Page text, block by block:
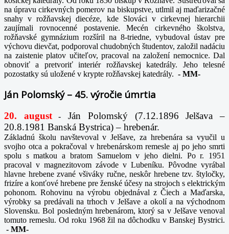
na úpravu cirkevných pomerov na biskupstve, utlmil aj maďarizačné
snahy v rožňavskej diecéze, kde Slováci v cirkevnej hierarchii
zaujímali rovnocenné postavenie. Mecén cirkevného školstva,
rožňavské gymnázium rozšíril na 8-triedne, vybudoval ústav pre
výchovu dievčat, podporoval chudobných študentov, založil nadáciu
na zaistenie platov učiteľov, pracoval na založení nemocnice. Dal
obnoviť a pretvoriť interiér rožňavskej katedrály. Jeho telesné
pozostatky sú uložené v krypte rožňavskej katedrály. - MM-
Ján Polomský – 45. výročie úmrtia
20. august-
Ján Polomský (7.12.1896 Jelšava –
20.8.1981 Banská Bystrica) – hrebenár.
Základnú školu navštevoval v Jelšave, za hrebenára sa vyučil u
svojho otca a pokračoval v hrebenárskom remesle aj po jeho smrti
spolu s matkou a bratom Samuelom v jeho dielni. Po r. 1951
pracoval v magnezitovom závode v Lubeníku. Pôvodne vyrábal
hlavne hrebene zvané všiváky ručne, neskôr hrebene tzv. štyločky,
frizíre a konťové hrebene pre ženské účesy na strojoch s elektrickým
pohonom. Rohovinu na výrobu objednával z Čiech a Maďarska,
výrobky sa predávali na trhoch v Jelšave a okolí a na východnom
Slovensku. Bol posledným hrebenárom, ktorý sa v Jelšave venoval
tomuto remeslu. Od roku 1968 žil na dôchodku v Banskej Bystrici.
- MM-